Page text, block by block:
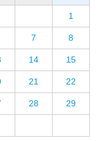
1
7 8
14 15
21 22
28 29